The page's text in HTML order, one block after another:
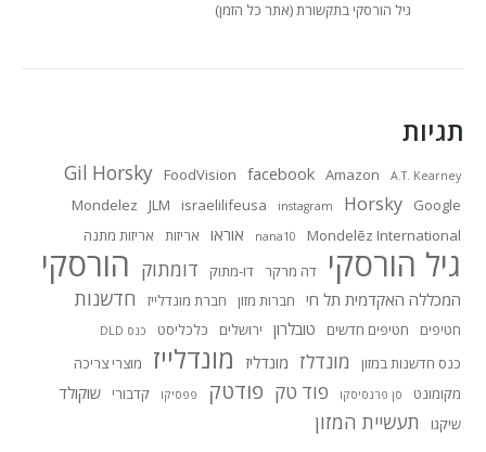
גיל הורסקי בתקשורת (אתר כל הזמן)
תגיות
A.T. Kearney
Amazon
facebook
FoodVision
Gil Horsky
Google
Horsky
instagram
israelilifeusa
JLM
Mondelez
Mondelēz International
nana10 אוראו אריזות אריזות מתנה
גיל הורסקי דה מרקר דו-מתוק דומתוק הורסקי
המכללה האקדמית תל חי חברות מזון חברת מונדלייז חדשנות
חטיפים חטיפים חדשים טובלרון ירושלים כלכליסט כנס DLD
כנס חדשנות במזון מונדלז מונדליז מונדלייז
מוצרי צריכה
מקומונט
סן פרנסיסקו פוד טק פודטק פפסיקו קדבורי שוקולד
שיקגו תעשיית המזון